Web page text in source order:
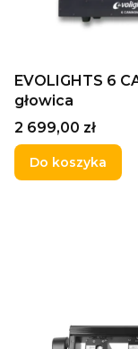
EVOLIGHTS 6
głowica
Cena
2 699,00 zł
Do koszyka